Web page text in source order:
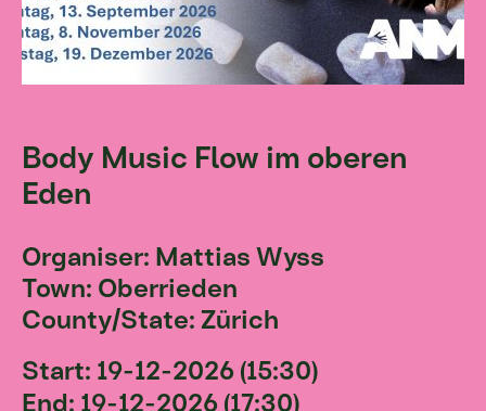
Body Music Flow im oberen
Eden
Organiser: Mattias Wyss
Town: Oberrieden
County/State: Zürich
Start: 19-12-2026 (15:30)
End: 19-12-2026 (17:30)